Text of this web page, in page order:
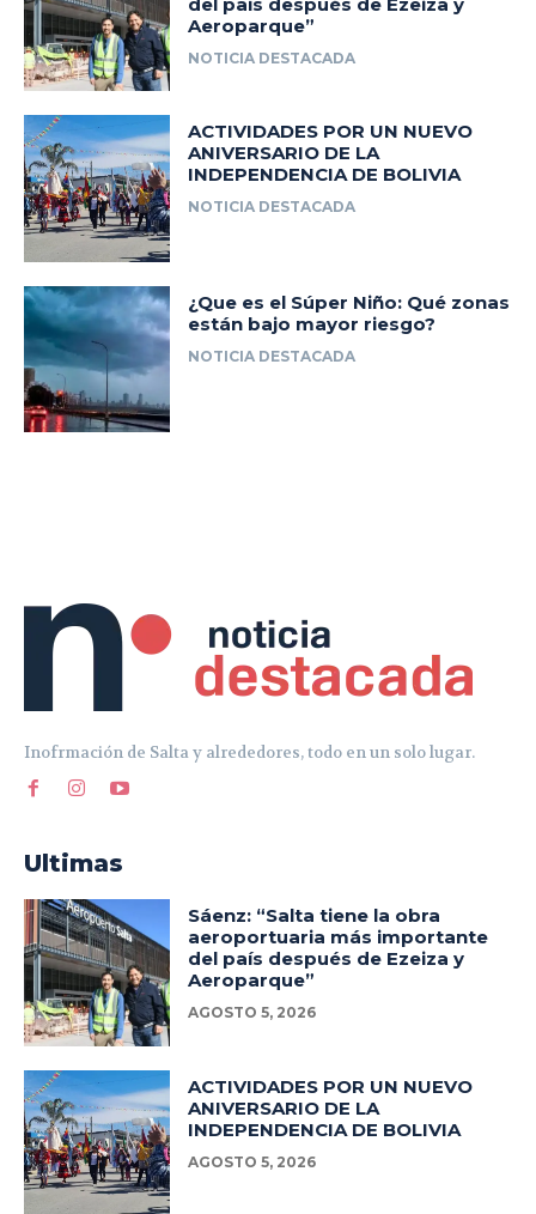
Inofrmación de Salta y alrededores, todo en un solo lugar.
Ultimas
Sáenz: “Salta tiene la obra
aeroportuaria más importante
del país después de Ezeiza y
Aeroparque”
AGOSTO 5, 2026
ACTIVIDADES POR UN NUEVO
ANIVERSARIO DE LA
INDEPENDENCIA DE BOLIVIA
AGOSTO 5, 2026